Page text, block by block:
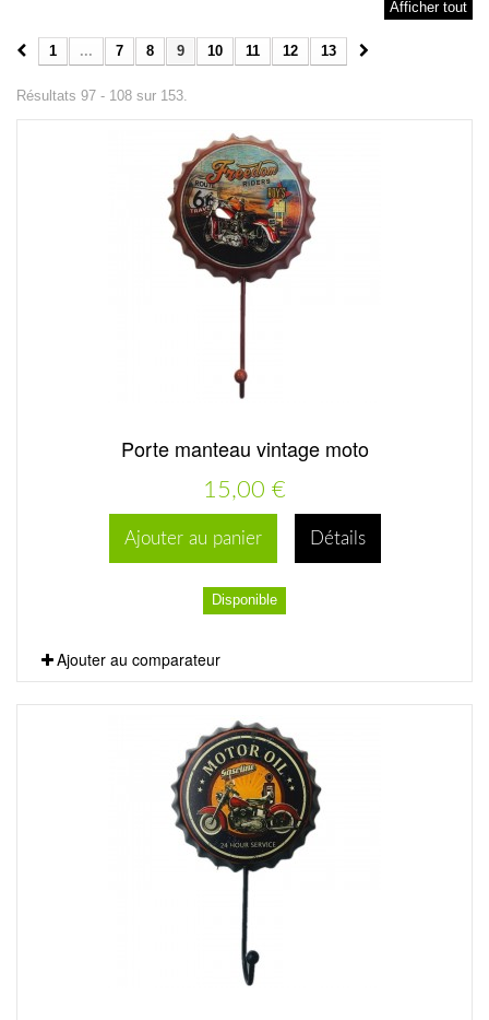
Afficher tout
1 ... 7 8 9 10 11 12 13
Résultats 97 - 108 sur 153.
Porte manteau vintage moto
15,00 €
Ajouter au panier Détails
Disponible
Ajouter au comparateur